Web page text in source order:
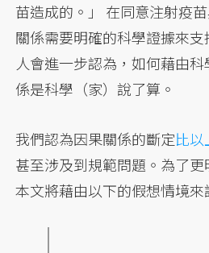
苗造成的。」 在同意注射疫
關係需要明確的科學證據來
人會進一步認為，如何藉由
係是科學（家）說了算。
我們認為因果關係的斷定比
甚至涉及到規範問題。為了更
本文將藉由以下的假想情境來